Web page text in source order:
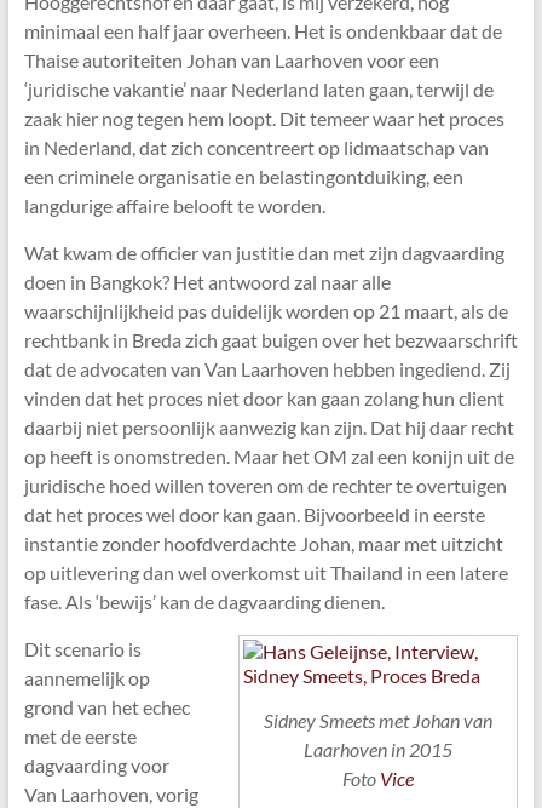
minimaal een half jaar overheen. Het is ondenkbaar dat de
Thaise autoriteiten Johan van Laarhoven voor een
‘juridische vakantie’ naar Nederland laten gaan, terwijl de
zaak hier nog tegen hem loopt. Dit temeer waar het proces
in Nederland, dat zich concentreert op lidmaatschap van
een criminele organisatie en belastingontduiking, een
langdurige affaire belooft te worden.
Wat kwam de officier van justitie dan met zijn dagvaarding
doen in Bangkok? Het antwoord zal naar alle
waarschijnlijkheid pas duidelijk worden op 21 maart, als de
rechtbank in Breda zich gaat buigen over het bezwaarschrift
dat de advocaten van Van Laarhoven hebben ingediend. Zij
vinden dat het proces niet door kan gaan zolang hun client
daarbij niet persoonlijk aanwezig kan zijn. Dat hij daar recht
op heeft is onomstreden. Maar het OM zal een konijn uit de
juridische hoed willen toveren om de rechter te overtuigen
dat het proces wel door kan gaan. Bijvoorbeeld in eerste
instantie zonder hoofdverdachte Johan, maar met uitzicht
op uitlevering dan wel overkomst uit Thailand in een latere
fase. Als ‘bewijs’ kan de dagvaarding dienen.
Sidney Smeets met Johan van
Laarhoven in 2015
Foto Vice
Dit scenario is
aannemelijk op
grond van het echec
met de eerste
dagvaarding voor
Van Laarhoven, vorig